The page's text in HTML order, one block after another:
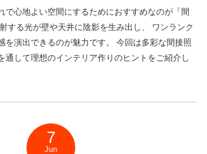
で心地よい空間にするためにおすすめなのが「間
する光が壁や天井に陰影を生み出し、 ワンランク
を演出できるのが魅力です。 今回は多彩な間接照
通して理想のインテリア作りのヒントをご紹介し
7
Jun